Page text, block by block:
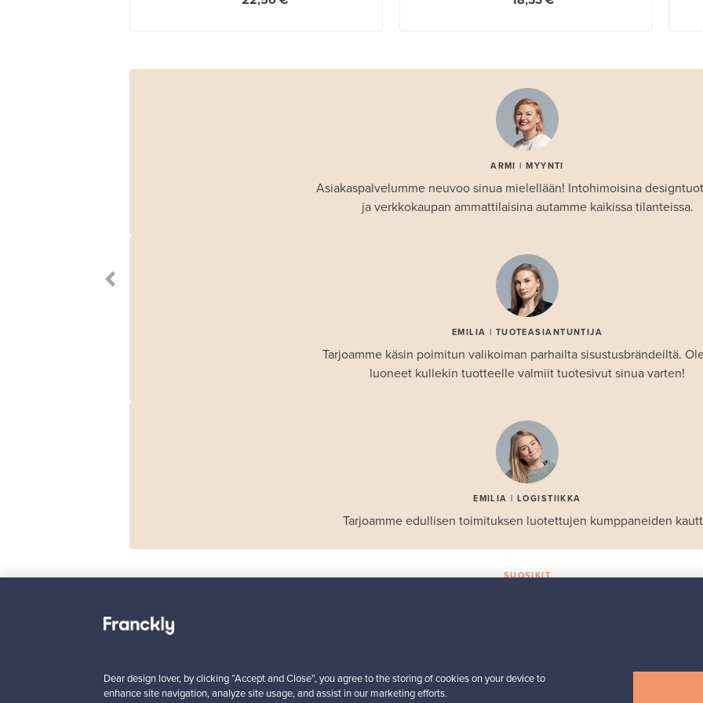
ARMI | MYYNTI
Asiakaspalvelumme neuvoo sinua mielellään! Intohimoisina
ja verkkokaupan ammattilaisina autamme kaikissa tilanteissa.
EMILIA | TUOTEASIANTUNTIJA
Tarjoamme käsin poimitun valikoiman parhailta sisustusbrändeiltä.
luoneet kullekin tuotteelle valmiit tuotesivut sinua varten!
EMILIA | LOGISTIIKKA
Tarjoamme edullisen toimituksen luotettujen kumppaneiden
SUOSIKIT
sohva, musta nahka -
punainen
vuosilintu 2018 Luotsi
Dear design lover, by clicking “Accept and Close”, you agree to the storing of cookies on your device to
enhance site navigation, analyze site usage, and assist in our marketing efforts.